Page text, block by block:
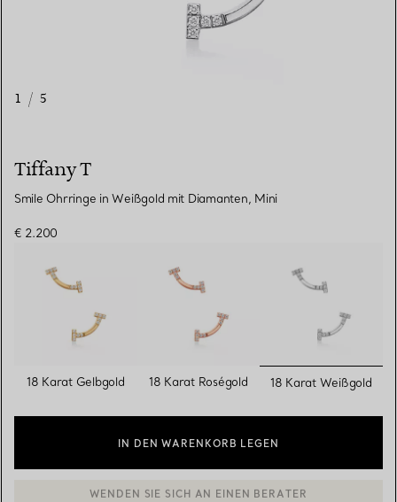
1 / 5
Tiffany T
Smile Ohrringe in Weißgold mit Diamanten, Mini
€ 2.200
18 Karat Gelbgold 18 Karat Roségold 18 Karat Weißgold
IN DEN WARENKORB LEGEN